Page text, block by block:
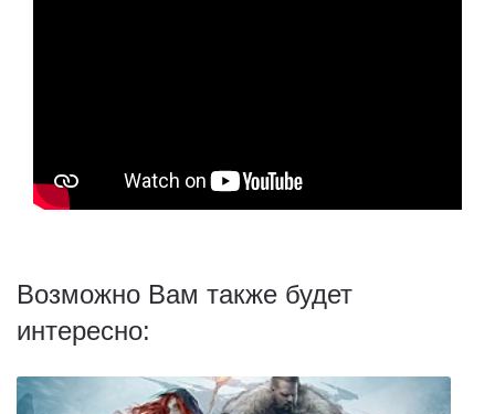
Возможно Вам также будет
интересно: